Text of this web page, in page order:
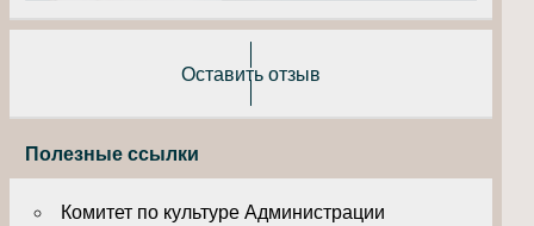
Оставить отзыв
Полезные ссылки
Комитет по культуре Администрации